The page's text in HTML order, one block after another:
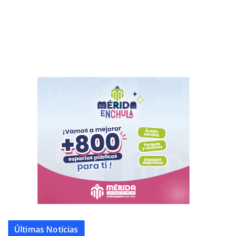
Últimas Noticias